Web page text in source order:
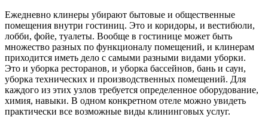
Ежедневно клинеры убирают бытовые и общественные
помещения внутри гостиниц. Это и коридоры, и вестибюли,
лобби, фойе, туалеты. Вообще в гостинице может быть
множество разных по функционалу помещений, и клинерам
приходится иметь дело с самыми разными видами уборки.
Это и уборка ресторанов, и уборка бассейнов, бань и саун,
уборка технических и производственных помещений. Для
каждого из этих узлов требуется определенное оборудование,
химия, навыки. В одном конкретном отеле можно увидеть
практически все возможные виды клининговых услуг.